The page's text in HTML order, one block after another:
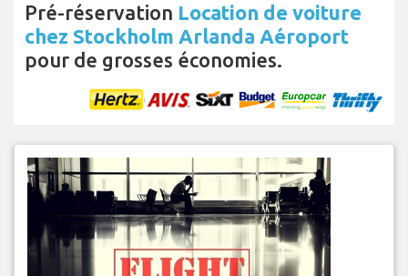
Pré-réservation Location de voiture
chez Stockholm Arlanda Aéroport
pour de grosses économies.